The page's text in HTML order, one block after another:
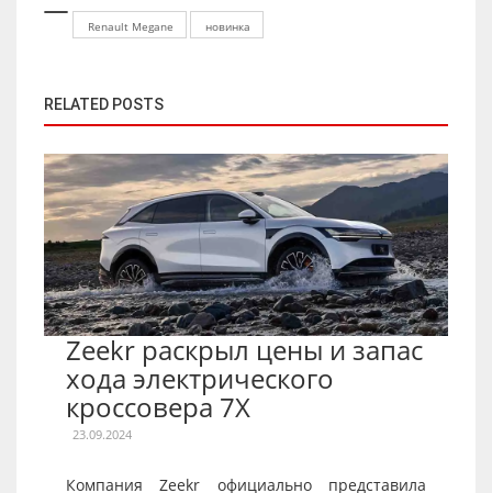
Renault Megane новинка
RELATED POSTS
Zeekr раскрыл цены и запас
хода электрического
кроссовера 7X
23.09.2024
Компания Zeekr официально представила